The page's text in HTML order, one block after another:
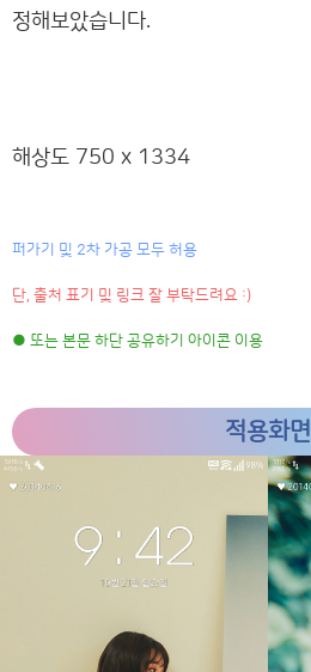
정해보았습니다.
해상도 750 x 1334
퍼가기 및 2차 가공 모두 허용
단, 출처 표기 및 링크 잘 부탁드려요 :)
● 또는 본문 하단 공유하기 아이콘 이용
적용화면